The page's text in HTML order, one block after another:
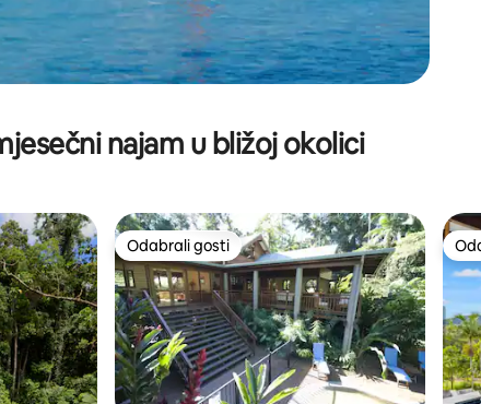
najam u bližoj okolici
Odabrali gosti
Odabrali gosti